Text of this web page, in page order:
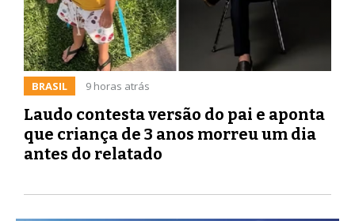
BRASIL 9 horas atrás
Laudo contesta versão do pai e aponta
que criança de 3 anos morreu um dia
antes do relatado